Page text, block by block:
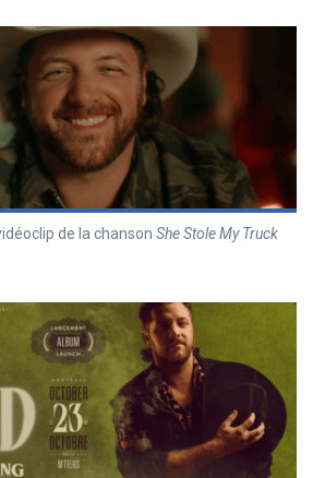
de la chanson She Stole My Truck